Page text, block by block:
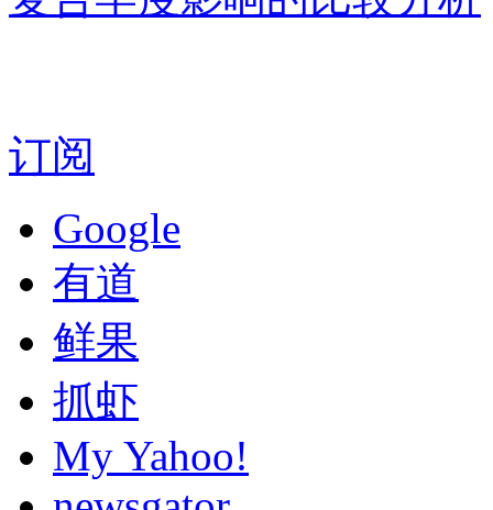
订阅
Google
有道
鲜果
抓虾
My Yahoo!